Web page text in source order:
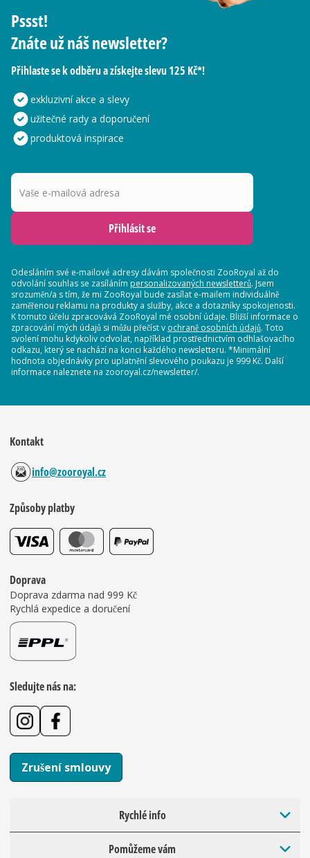
Pssst!
Znáte už náš newsletter?
Přihlaste se k odběru a získejte slevu 125 Kč*!
exkluzivní akce a slevy
užitečné rady a doporučení
produktová inspirace
Vaše e-mailová adresa
Přihlásit se
Odesláním své e-mailové adresy dávám společnosti ZooRoyal až do
odvolání souhlas se zasíláním personalizovaných newsletterů. Jsem
srozuměn/a s tím, že mi ZooRoyal bude zasílat e-mailem individuálně
zaměřenou reklamu na produkty a služby, akce a dotazníky spokojenosti.
K tomuto účelu zpracovává ZooRoyal mé osobní údaje. Bližší informace o
zpracování mých údajů si můžu přečíst v ochraně osobních údajů. Toto
svolení mohu kdykoliv odvolat, například prostřednictvím odhlašovacího
odkazu, který se nachází na konci každého newsletteru. *Minimální
hodnota objednávky pro uplatnění slevového poukazu je 999 Kč. Další
informace naleznete na zooroyal.cz/newsletter/.
Kontakt
info@zooroyal.cz
Způsoby platby
Doprava
Doprava zdarma nad 999 Kč
Rychlá expedice a doručení
Sledujte nás na:
Zrušení smlouvy
Rychlé info
Pomůžeme vám